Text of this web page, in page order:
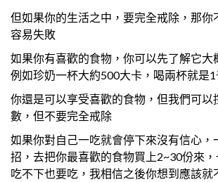
但如果你的生活之中，要完全戒除，那你
容易失敗
如果你有喜歡的食物，你可以先了解它大
例如珍奶一杯大約500大卡，喝兩杯就是
你還是可以享受喜歡的食物，但我們可以
數，但不要完全戒除
如果你對自己一吃就會停下來沒有信心，
招，去把你最喜歡的食物買上2~30份來，
吃不下也要吃，我相信之後你想到應該就